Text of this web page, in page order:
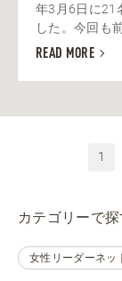
年3月6日に21
した。今回も
READ MORE
1
カテゴリーで探
女性リーダーネッ